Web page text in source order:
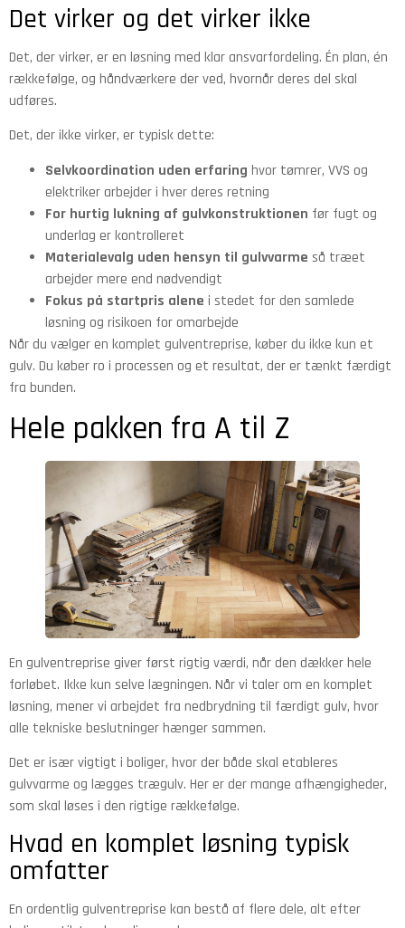
Det virker og det virker ikke
Det, der virker, er en løsning med klar ansvarfordeling. Én plan, én
rækkefølge, og håndværkere der ved, hvornår deres del skal
udføres.
Det, der ikke virker, er typisk dette:
Selvkoordination uden erfaring hvor tømrer, VVS og
elektriker arbejder i hver deres retning
For hurtig lukning af gulvkonstruktionen før fugt og
underlag er kontrolleret
Materialevalg uden hensyn til gulvvarme så træet
arbejder mere end nødvendigt
Fokus på startpris alene i stedet for den samlede
løsning og risikoen for omarbejde
Når du vælger en komplet gulventreprise, køber du ikke kun et
gulv. Du køber ro i processen og et resultat, der er tænkt færdigt
fra bunden.
Hele pakken fra A til Z
En gulventreprise giver først rigtig værdi, når den dækker hele
forløbet. Ikke kun selve lægningen. Når vi taler om en komplet
løsning, mener vi arbejdet fra nedbrydning til færdigt gulv, hvor
alle tekniske beslutninger hænger sammen.
Det er især vigtigt i boliger, hvor der både skal etableres
gulvvarme og lægges trægulv. Her er der mange afhængigheder,
som skal løses i den rigtige rækkefølge.
Hvad en komplet løsning typisk
omfatter
En ordentlig gulventreprise kan bestå af flere dele, alt efter